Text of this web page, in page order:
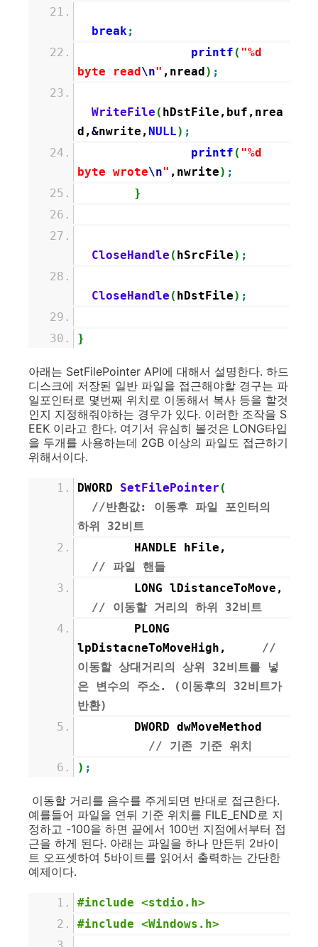
break;
printf ( "%d
byte read\n" ,nread) ;
WriteFile ( hDstFile,buf,nrea
d, &nwrite, NULL) ;
printf ( "%d
byte wrote\n" ,nwrite) ;
}
CloseHandle ( hSrcFile) ;
CloseHandle ( hDstFile) ;
}
아래는 SetFilePointer API에 대해서 설명한다. 하드
디스크에 저장된 일반 파일을 접근해야할 경구는 파
일포인터로 몇번째 위치로 이동해서 복사 등을 할것
인지 지정해줘야하는 경우가 있다. 이러한 조작을 S
EEK 이라고 한다. 여기서 유심히 볼것은 LONG타입
을 두개를 사용하는데 2GB 이상의 파일도 접근하기
위해서이다.
DWORD SetFilePointer (
//반환값: 이동후 파일 포인터의
하위 32비트
HANDLE hFile,
// 파일 핸들
LONG lDistanceToMove,
// 이동할 거리의 하위 32비트
PLONG
lpDistacneToMoveHigh, //
이동할 상대거리의 상위 32비트를 넣
은 변수의 주소. (이동후의 32비트가
반환)
DWORD dwMoveMethod
// 기존 기준 위치
) ;
이동할 거리를 음수를 주게되면 반대로 접근한다.
예를들어 파일을 연뒤 기준 위치를 FILE_END로 지
정하고 -100을 하면 끝에서 100번 지점에서부터 접
근을 하게 된다. 아래는 파일을 하나 만든뒤 2바이
트 오프셋하여 5바이트를 읽어서 출력하는 간단한
예제이다.
#include <stdio.h>
#include <Windows.h>